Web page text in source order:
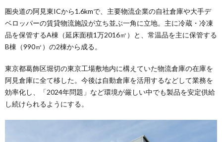
圏央道の阿見東ICから1.6kmで、主要物流企業の自社倉庫や大手デ
ベロッパーの賃貸物流施設が立ち並ぶ一角に立地。主に冷蔵・冷凍
品を保管するA棟（延床面積1万2016㎡）と、常温品を主に保管する
B棟（990㎡）の2棟から成る。
東京都葛飾区堀切の東京工場敷地内に構えていた物流倉庫の在庫を
阿見倉庫に全て移した。今後は自動倉庫を活用するなどして業務を
効率化し、「2024年問題」など環境が厳しい中でも製品を安定供給
し続けられるようにする。